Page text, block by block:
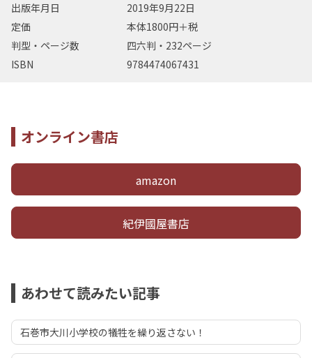
出版年月日
2019年9月22日
定価
本体1800円＋税
判型・ページ数
四六判・232ページ
ISBN
9784474067431
オンライン書店
amazon
紀伊國屋書店
あわせて読みたい記事
石巻市大川小学校の犠牲を繰り返さない！